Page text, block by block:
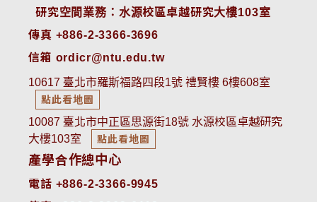
研究空間業務：水源校區卓越研究大樓103室
傳真 +886-2-3366-3696
信箱 ordicr@ntu.edu.tw
10617 臺北市羅斯福路四段1號 禮賢樓 6樓608室
點此看地圖
10087 臺北市中正區思源街18號 水源校區卓越研究
大樓103室
點此看地圖
產學合作總中心
電話 +886-2-3366-9945